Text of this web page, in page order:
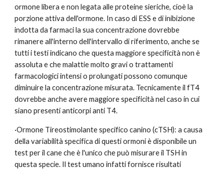
ormone libera e non legata alle proteine sieriche, cioè la
porzione attiva dell'ormone. In caso di ESS e di inibizione
indotta da farmaci la sua concentrazione dovrebbe
rimanere all'interno dell'intervallo di riferimento, anche se
tutti i testi indicano che questa maggiore specificità non è
assoluta e che malattie molto gravi o trattamenti
farmacologici intensi o prolungati possono comunque
diminuire la concentrazione misurata. Tecnicamente il fT4
dovrebbe anche avere maggiore specificità nel caso in cui
siano presenti anticorpi anti T4.
·Ormone Tireostimolante specifico canino (cTSH): a causa
della variabilità specifica di questi ormoni è disponibile un
test per il cane che è l'unico che può misurare il TSH in
questa specie. Il test umano infatti fornisce risultati